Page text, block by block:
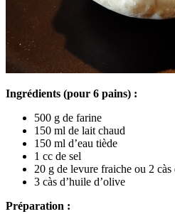
Ingrédients (pour 6 pains) :
500 g de farine
150 ml de lait chaud
150 ml d’eau tiède
1 cc de sel
20 g de levure fraiche ou 2 càs
3 càs d’huile d’olive
Préparation :